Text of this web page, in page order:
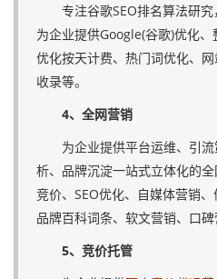
专注谷歌SEO排名算法研究
为企业提供Google(谷歌)优化
优化按天计费、热门词优化、
收录等。
4、全网营销
为企业提供平台运维、引流
析、品牌沉淀一站式立体化的全
竞价、SEO优化、自媒体营销、
品牌百科词条、软文营销、口碑
5、竞价托管